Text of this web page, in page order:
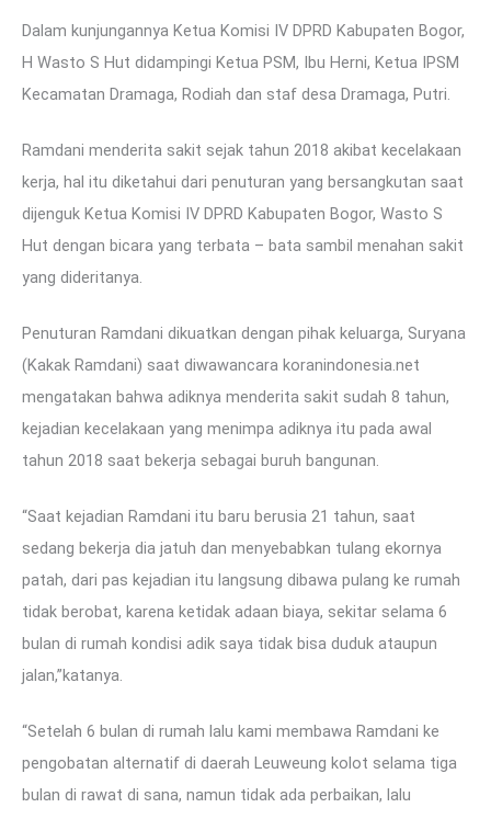
Dalam kunjungannya Ketua Komisi IV DPRD Kabupaten Bogor,
H Wasto S Hut didampingi Ketua PSM, Ibu Herni, Ketua IPSM
Kecamatan Dramaga, Rodiah dan staf desa Dramaga, Putri.
Ramdani menderita sakit sejak tahun 2018 akibat kecelakaan
kerja, hal itu diketahui dari penuturan yang bersangkutan saat
dijenguk Ketua Komisi IV DPRD Kabupaten Bogor, Wasto S
Hut dengan bicara yang terbata – bata sambil menahan sakit
yang dideritanya.
Penuturan Ramdani dikuatkan dengan pihak keluarga, Suryana
(Kakak Ramdani) saat diwawancara koranindonesia.net
mengatakan bahwa adiknya menderita sakit sudah 8 tahun,
kejadian kecelakaan yang menimpa adiknya itu pada awal
tahun 2018 saat bekerja sebagai buruh bangunan.
“Saat kejadian Ramdani itu baru berusia 21 tahun, saat
sedang bekerja dia jatuh dan menyebabkan tulang ekornya
patah, dari pas kejadian itu langsung dibawa pulang ke rumah
tidak berobat, karena ketidak adaan biaya, sekitar selama 6
bulan di rumah kondisi adik saya tidak bisa duduk ataupun
jalan,”katanya.
“Setelah 6 bulan di rumah lalu kami membawa Ramdani ke
pengobatan alternatif di daerah Leuweung kolot selama tiga
bulan di rawat di sana, namun tidak ada perbaikan, lalu